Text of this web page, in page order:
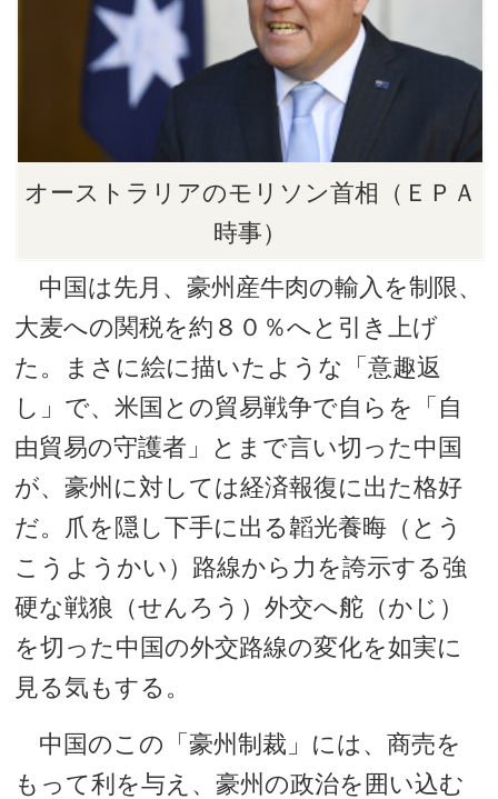
オーストラリアのモリソン首相（ＥＰＡ
時事）
中国は先月、豪州産牛肉の輸入を制限、
大麦への関税を約８０％へと引き上げ
た。まさに絵に描いたような「意趣返
し」で、米国との貿易戦争で自らを「自
由貿易の守護者」とまで言い切った中国
が、豪州に対しては経済報復に出た格好
だ。爪を隠し下手に出る韜光養晦（とう
こうようかい）路線から力を誇示する強
硬な戦狼（せんろう）外交へ舵（かじ）
を切った中国の外交路線の変化を如実に
見る気もする。
中国のこの「豪州制裁」には、商売を
もって利を与え、豪州の政治を囲い込む